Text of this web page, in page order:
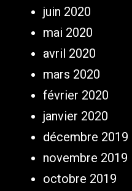
juin 2020
mai 2020
avril 2020
mars 2020
février 2020
janvier 2020
décembre 2019
novembre 2019
octobre 2019